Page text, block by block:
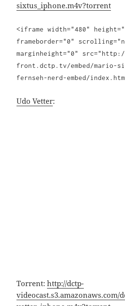
sixtus_iphone.m4v?torrent
<iframe width="480"
frameborder="0"
marginheight="0"
front.dctp.tv/embed/mario-
fernseh-nerd-embed/
Udo Vetter:
Torrent:http://dctp-
videocast.s3.amazonaws.com/